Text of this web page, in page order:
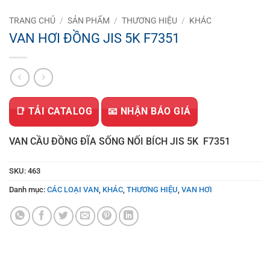
TRANG CHỦ / SẢN PHẨM / THƯƠNG HIỆU / KHÁC
VAN HƠI ĐỒNG JIS 5K F7351
📑 TẢI CATALOG 📧 NHẬN BÁO GIÁ
VAN CẦU ĐỒNG ĐĨA SỐNG NỐI BÍCH JIS 5K F7351
SKU: 463
Danh mục: CÁC LOẠI VAN KHÁC THƯƠNG HIỆU VAN HƠI